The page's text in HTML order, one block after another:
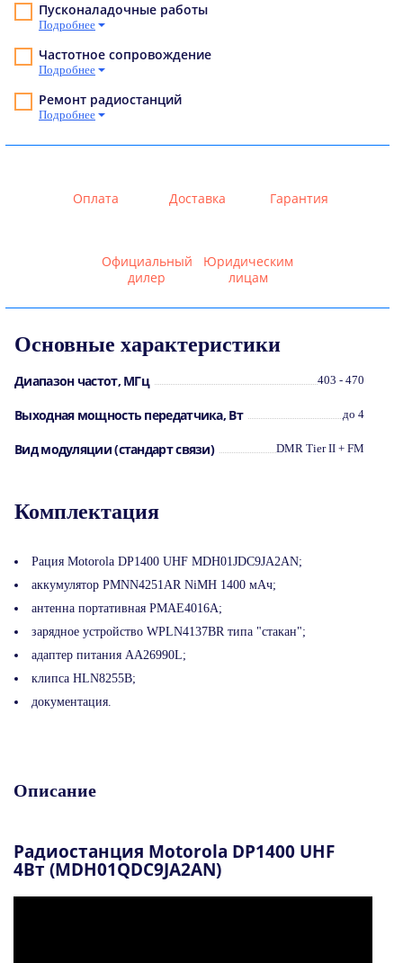
Пусконаладочные работы
Подробнее
Частотное сопровождение
Подробнее
Ремонт радиостанций
Подробнее
Оплата Доставка Гарантия
Официальный
дилер
Юридическим
лицам
Основные характеристики
Диапазон частот, МГц 403 - 470
Выходная мощность передатчика, Вт до 4
Вид модуляции (стандарт связи) DMR Tier II + FM
Комплектация
Рация Motorola DP1400 UHF MDH01JDC9JA2AN;
аккумулятор PMNN4251AR NiMH 1400 мАч;
антенна портативная PMAE4016A;
зарядное устройство WPLN4137BR типа "стакан";
адаптер питания AA26990L;
клипса HLN8255B;
документация.
Описание
Радиостанция Motorola DP1400 UHF
4Вт (MDH01QDC9JA2AN)